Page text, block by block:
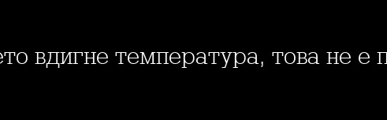
вдигне температура, това не е